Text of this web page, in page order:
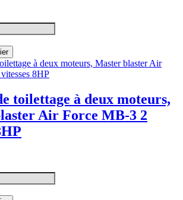
toilettage à deux moteurs,
Air Force MB-3 2